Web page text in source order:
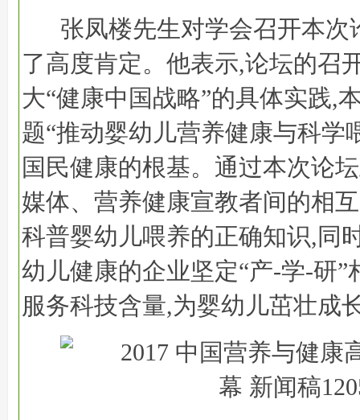
张凤楼先生对学会召开本次
了高度肯定。他表示,论坛的召
大“健康中国战略”的具体实践,
题“推动婴幼儿营养健康与科学
国民健康的根基。通过本次论
媒体、营养健康宣教者间的相
科普婴幼儿喂养的正确知识,同
幼儿健康的企业坚定“产-学-研”
服务科技含量,为婴幼儿茁壮成